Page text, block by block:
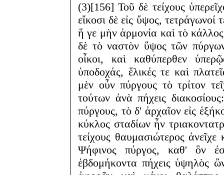
(3)[156] Τοῦ δὲ τείχους
εἴκοσι δὲ εἰς ὕψος, τετράγωνοί
ἥ γε μὴν ἁρμονία καὶ τὸ
δὲ τὸ ναστὸν ὕψος τῶν
οἶκοι, καὶ καθύπερθεν
ὑποδοχάς, ἕλικές τε καὶ
μὲν οὖν πύργους τὸ τρίτον
τούτων ἀνὰ πήχεις
πύργους, τὸ δ' ἀρχαῖον εἰς
κύκλος σταδίων ἦν
τείχους θαυμασιώτερος
Ψήφινος πύργος, καθ' ὃν
ἑβδομήκοντα πήχεις ὑψηλὸς